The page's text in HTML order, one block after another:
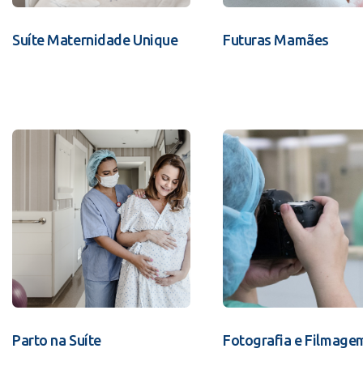
Suíte Maternidade Unique Futuras Mamães
Parto na Suíte Fotografia e